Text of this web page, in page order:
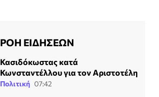
ΡΟΗ ΕΙΔΗΣΕΩΝ
Κασιδόκωστας κατά
Κωνσταντέλλου για τον Αριστοτέλη
Πολιτική 07:42